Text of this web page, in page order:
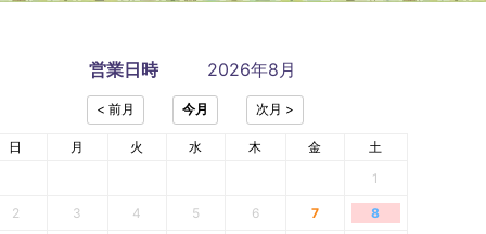
営業日時 2026年8月
日 月 火 水 木 金
土
1
2 3 4 5 6 7 8